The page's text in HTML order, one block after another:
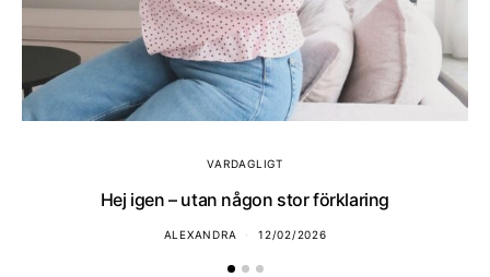
VARDAGLIGT
Hej igen – utan någon stor förklaring
ALEXANDRA 12/02/2026